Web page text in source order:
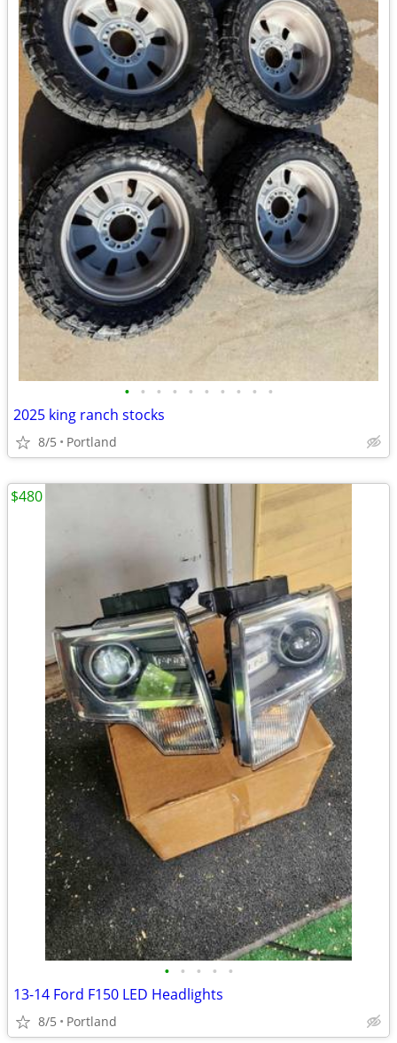
• • • • • • • • • •
2025 king ranch stocks
8/5 Portland
• • • • •
13-14 Ford F150 LED Headlights
8/5 Portland
$480